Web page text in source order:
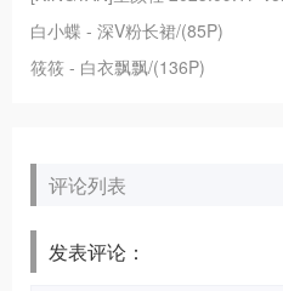
白小蝶 - 深V粉长裙/(85P)
筱筱 - 白衣飘飘/(136P)
评论列表
发表评论：